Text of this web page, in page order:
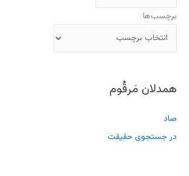
برچسب‌ها
همدلان مَرقُوم
صاد
در جستجوی حقیقت